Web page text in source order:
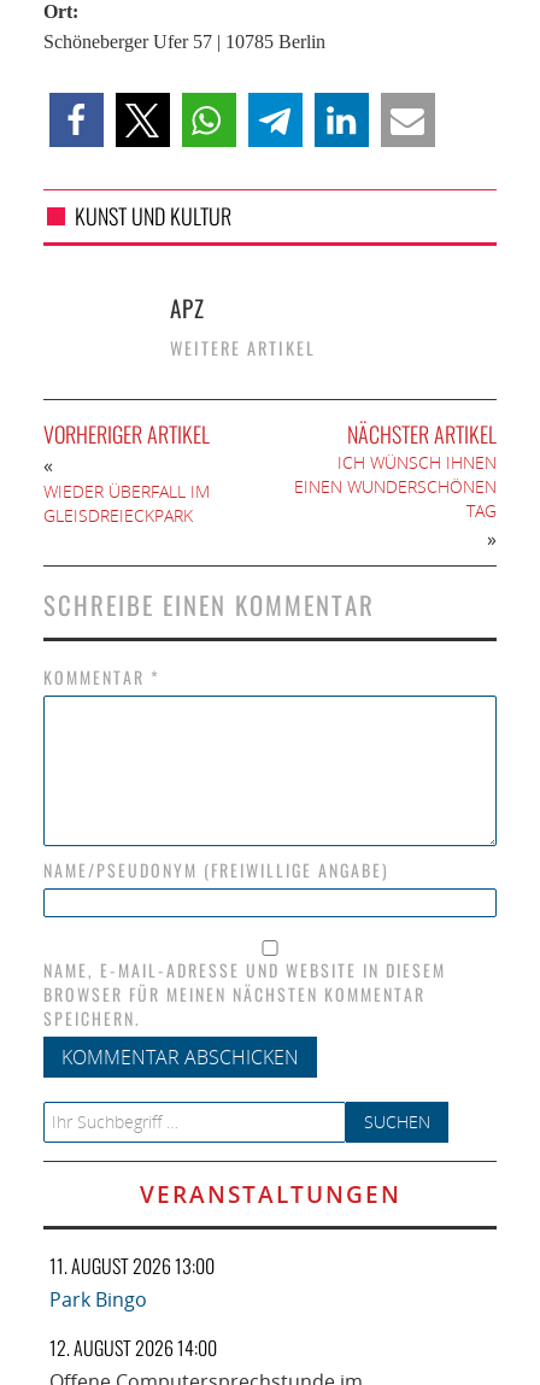
Ort:
Schöneberger Ufer 57 | 10785 Berlin
KUNST UND KULTUR
APZ
WEITERE ARTIKEL
VORHERIGER ARTIKEL
«
WIEDER ÜBERFALL IM
GLEISDREIECKPARK
NÄCHSTER ARTIKEL
ICH WÜNSCH IHNEN
EINEN WUNDERSCHÖNEN
TAG
»
SCHREIBE EINEN KOMMENTAR
KOMMENTAR *
NAME/PSEUDONYM (FREIWILLIGE ANGABE)
NAME, E-MAIL-ADRESSE UND WEBSITE IN DIESEM
BROWSER FÜR MEINEN NÄCHSTEN KOMMENTAR
SPEICHERN.
Search for:
VERANSTALTUNGEN
11. AUGUST 2026 13:00
Park Bingo
12. AUGUST 2026 14:00